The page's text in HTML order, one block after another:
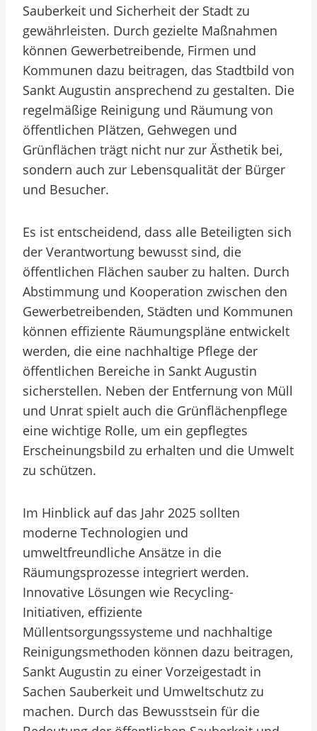
Sauberkeit und Sicherheit der Stadt zu
gewährleisten. Durch gezielte Maßnahmen
können Gewerbetreibende, Firmen und
Kommunen dazu beitragen, das Stadtbild von
Sankt Augustin ansprechend zu gestalten. Die
regelmäßige Reinigung und Räumung von
öffentlichen Plätzen, Gehwegen und
Grünflächen trägt nicht nur zur Ästhetik bei,
sondern auch zur Lebensqualität der Bürger
und Besucher.
Es ist entscheidend, dass alle Beteiligten sich
der Verantwortung bewusst sind, die
öffentlichen Flächen sauber zu halten. Durch
Abstimmung und Kooperation zwischen den
Gewerbetreibenden, Städten und Kommunen
können effiziente Räumungspläne entwickelt
werden, die eine nachhaltige Pflege der
öffentlichen Bereiche in Sankt Augustin
sicherstellen. Neben der Entfernung von Müll
und Unrat spielt auch die Grünflächenpflege
eine wichtige Rolle, um ein gepflegtes
Erscheinungsbild zu erhalten und die Umwelt
zu schützen.
Im Hinblick auf das Jahr 2025 sollten
moderne Technologien und
umweltfreundliche Ansätze in die
Räumungsprozesse integriert werden.
Innovative Lösungen wie Recycling-
Initiativen, effiziente
Müllentsorgungssysteme und nachhaltige
Reinigungsmethoden können dazu beitragen,
Sankt Augustin zu einer Vorzeigestadt in
Sachen Sauberkeit und Umweltschutz zu
machen. Durch das Bewusstsein für die